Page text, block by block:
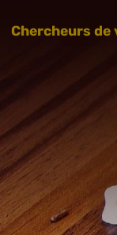
Chercheurs de